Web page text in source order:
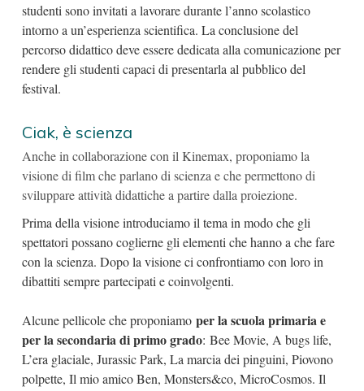
studenti sono invitati a lavorare durante l’anno scolastico
intorno a un’esperienza scientifica. La conclusione del
percorso didattico deve essere dedicata alla comunicazione per
rendere gli studenti capaci di presentarla al pubblico del
festival.
Ciak, è scienza
Anche in collaborazione con il Kinemax, proponiamo la
visione di film che parlano di scienza e che permettono di
sviluppare attività didattiche a partire dalla proiezione.
Prima della visione introduciamo il tema in modo che gli
spettatori possano coglierne gli elementi che hanno a che fare
con la scienza. Dopo la visione ci confrontiamo con loro in
dibattiti sempre partecipati e coinvolgenti.
Alcune pellicole che proponiamo per la scuola primaria e
per la secondaria di primo grado: Bee Movie, A bugs life,
L’era glaciale, Jurassic Park, La marcia dei pinguini, Piovono
polpette, Il mio amico Ben, Monsters&co, MicroCosmos. Il